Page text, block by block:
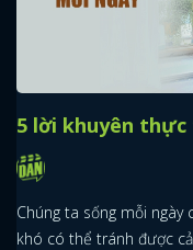
5 lời khuyên
Chúng ta sống mỗi ngày
khó có thể tránh được